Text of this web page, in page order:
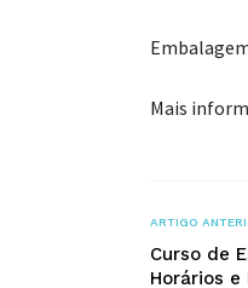
Mais
ARTIGO
Curso de
Horários e